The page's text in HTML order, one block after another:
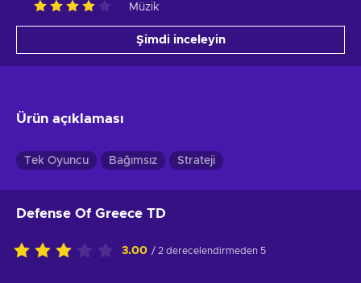
Müzik
Şimdi inceleyin
Ürün açıklaması
Tek Oyuncu Bağımsız Strateji
Defense Of Greece TD
3.00 / 2 derecelendirmeden 5